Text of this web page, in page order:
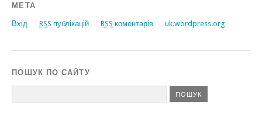
МЕТА
Вхід RSS публікацій RSS коментарів uk.wordpress.org
ПОШУК ПО САЙТУ